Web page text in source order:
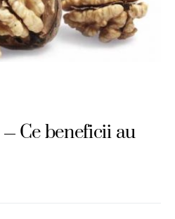
Ce beneficii au